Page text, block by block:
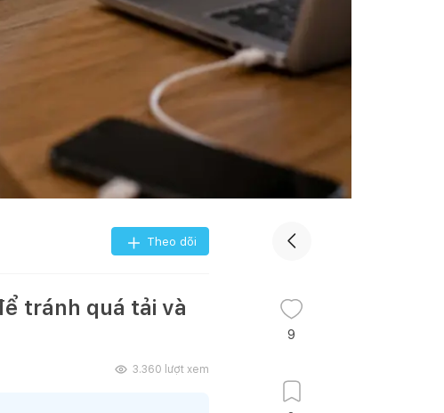
Theo dõi
tránh quá tải và
3.360 lượt xem
9